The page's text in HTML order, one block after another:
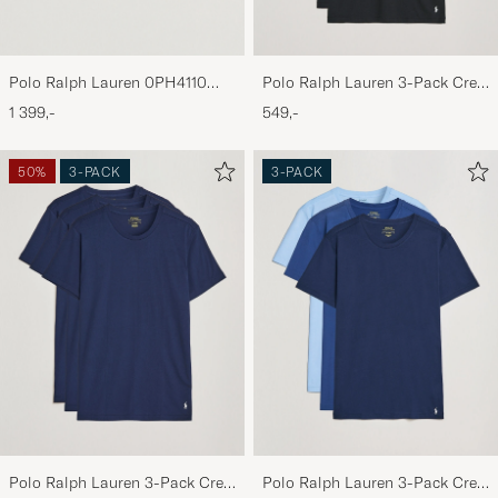
Polo Ralph Lauren 0PH4110
Round Sunglasses Matte Black
1 399,-
Polo Ralph Lauren 3-Pack Crew
Neck T-Shirt Black
549,-
50% 3-PACK
Polo Ralph Lauren 3-Pack Crew
3-PACK
Polo Ralph Lauren 3-Pack Crew